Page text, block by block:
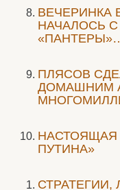
ВЕЧЕРИНКА
НАЧАЛОСЬ
ПЛЯСОВ
ДОМАШНИМ
НАСТОЯЩАЯ
ПУТИНА»